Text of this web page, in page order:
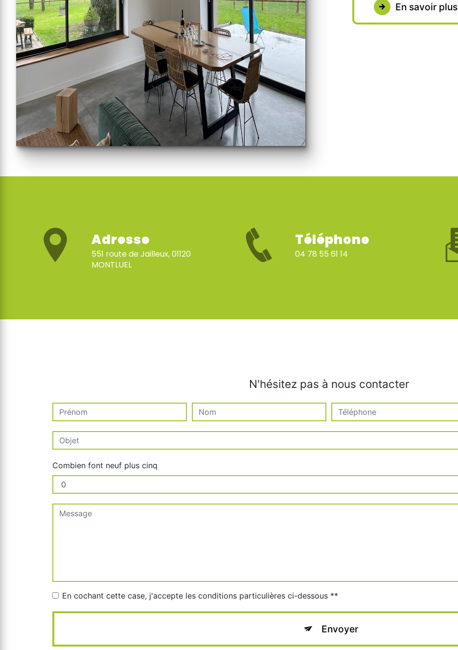
En savoir plus
Adresse
551 route de Jailleux, 01120
MONTLUEL
Téléphone
04 78 55 61 14
N'hésitez pas à nous contacter
Combien font neuf plus cinq
En cochant cette case, j'accepte les conditions particulières ci-dessous **
Envoyer